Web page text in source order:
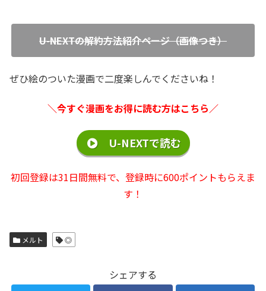
U-NEXTの解約方法紹介ページ（画像つき）
ぜひ絵のついた漫画で二度楽しんでくださいね！
＼今すぐ漫画をお得に読む方はこちら／
U-NEXTで読む
初回登録は31日間無料で、登録時に600ポイントもらえま
す！
メルト ◎
シェアする